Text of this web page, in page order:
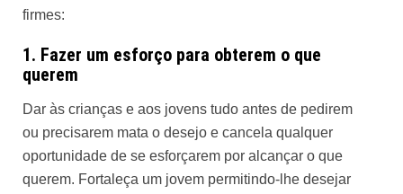
firmes:
1. Fazer um esforço para obterem o que
querem
Dar às crianças e aos jovens tudo antes de pedirem
ou precisarem mata o desejo e cancela qualquer
oportunidade de se esforçarem por alcançar o que
querem. Fortaleça um jovem permitindo-lhe desejar